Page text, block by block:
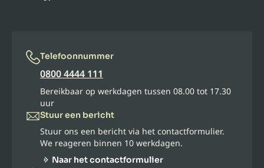
Telefoonnummer
0800 4444 111
Bereikbaar op werkdagen tussen 08.00 tot 17.30
uur
Stuur een bericht
Stuur ons een bericht via het contactformulier.
We reageren binnen 10 werkdagen.
Naar het contactformulier